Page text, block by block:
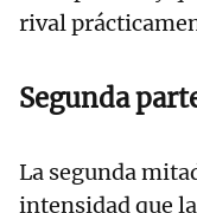
rival
Segunda
La segunda
intensidad que